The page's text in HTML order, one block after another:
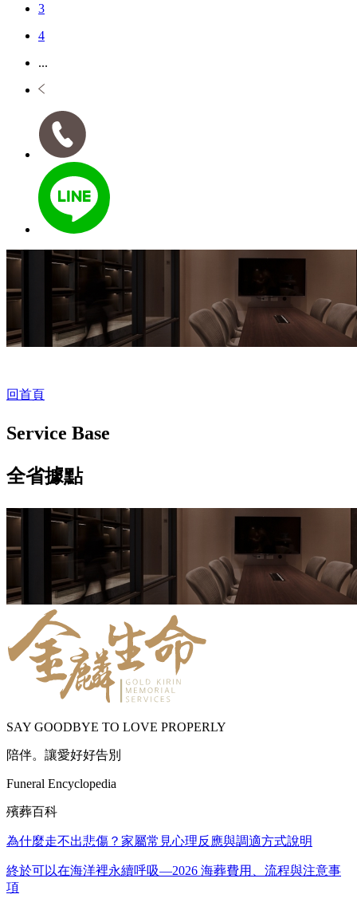
3
4
...
回首頁
Service Base
全省據點
SAY GOODBYE TO LOVE PROPERLY
陪伴。讓愛好好告別
Funeral Encyclopedia
殯葬百科
為什麼走不出悲傷？家屬常見心理反應與調適方式說明
終於可以在海洋裡永續呼吸—2026 海葬費用、流程與注意事
項